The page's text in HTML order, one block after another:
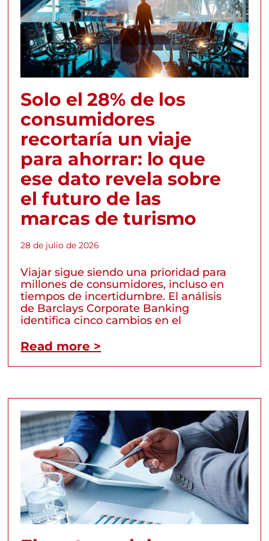
Solo el 28% de los
consumidores
recortaría un viaje
para ahorrar: lo que
ese dato revela sobre
el futuro de las
marcas de turismo
28 de julio de 2026
Viajar sigue siendo una prioridad para
millones de consumidores, incluso en
tiempos de incertidumbre. El análisis
de Barclays Corporate Banking
identifica cinco cambios en el
Read more >